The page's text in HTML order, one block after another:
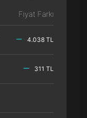
Fiyat Farkı
4.038 TL
311 TL